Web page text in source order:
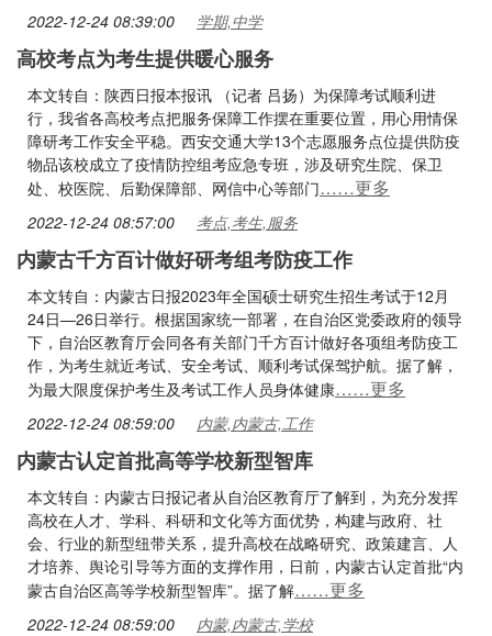
2022-12-24 08:39:00 学期,中学
高校考点为考生提供暖心服务
本文转自：陕西日报本报讯 （记者 吕扬）为保障考试顺利进
行，我省各高校考点把服务保障工作摆在重要位置，用心用情保
障研考工作安全平稳。西安交通大学13个志愿服务点位提供防疫
物品该校成立了疫情防控组考应急专班，涉及研究生院、保卫
处、校医院、后勤保障部、网信中心等部门……更多
2022-12-24 08:57:00 考点,考生,服务
内蒙古千方百计做好研考组考防疫工作
本文转自：内蒙古日报2023年全国硕士研究生招生考试于12月
24日—26日举行。根据国家统一部署，在自治区党委政府的领导
下，自治区教育厅会同各有关部门千方百计做好各项组考防疫工
作，为考生就近考试、安全考试、顺利考试保驾护航。据了解，
为最大限度保护考生及考试工作人员身体健康……更多
2022-12-24 08:59:00 内蒙,内蒙古,工作
内蒙古认定首批高等学校新型智库
本文转自：内蒙古日报记者从自治区教育厅了解到，为充分发挥
高校在人才、学科、科研和文化等方面优势，构建与政府、社
会、行业的新型纽带关系，提升高校在战略研究、政策建言、人
才培养、舆论引导等方面的支撑作用，日前，内蒙古认定首批“内
蒙古自治区高等学校新型智库”。据了解……更多
2022-12-24 08:59:00 内蒙,内蒙古,学校